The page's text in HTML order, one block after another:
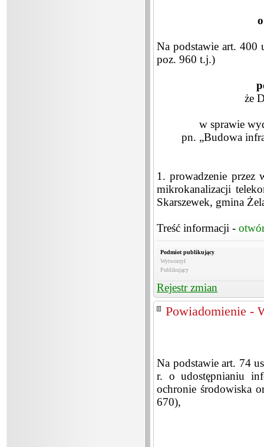
Na podstawie art. 400
poz. 960 t.j.)
że
w sprawie
pn. „Budowa
1. prowadzenie przez
mikrokanalizacji
Skarszewek, gmina
Treść informacji -
Podmiot publikujący
Wytworzył
Publikujący
Rejestr zmian
Powiadomienie -
Na podstawie art. 74
r. o udostępnianiu
ochronie środowiska
670),